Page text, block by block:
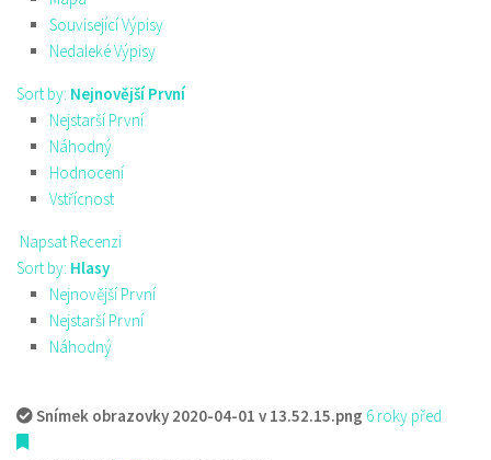
Související Výpisy
Nedaleké Výpisy
Sort by: Nejnovější První
Nejstarší První
Náhodný
Hodnocení
Vstřícnost
Napsat Recenzi
Sort by: Hlasy
Nejnovější První
Nejstarší První
Náhodný
Snímek obrazovky 2020-04-01 v 13.52.15.png 6 roky před